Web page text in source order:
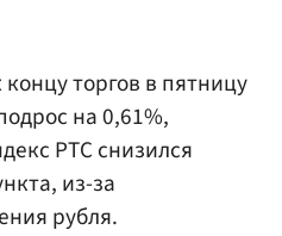
концу торгов в пятницу
на 0,61%,
РТС снизился
из-за
рубля.